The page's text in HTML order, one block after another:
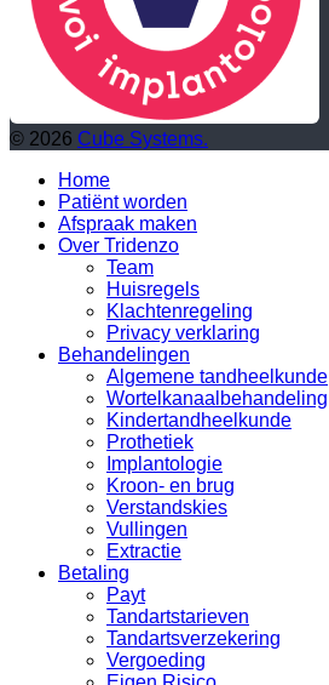
© 2026 Cube Systems.
Home
Patiënt worden
Afspraak maken
Over Tridenzo
Team
Huisregels
Klachtenregeling
Privacy verklaring
Behandelingen
Algemene tandheelkunde
Wortelkanaalbehandeling
Kindertandheelkunde
Prothetiek
Implantologie
Kroon- en brug
Verstandskies
Vullingen
Extractie
Betaling
Payt
Tandartstarieven
Tandartsverzekering
Vergoeding